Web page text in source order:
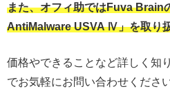
また、オフィ助ではFuva Brain
AntiMalware USVA Ⅳ」を取り
価格やできることなど詳しく知
でお気軽にお問い合わせください